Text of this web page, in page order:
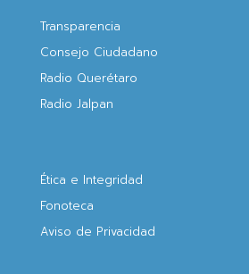
Transparencia
Consejo Ciudadano
Radio Querétaro
Radio Jalpan
Ética e Integridad
Fonoteca
Aviso de Privacidad